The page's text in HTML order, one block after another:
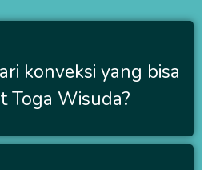
konveksi yang bisa
Toga Wisuda?